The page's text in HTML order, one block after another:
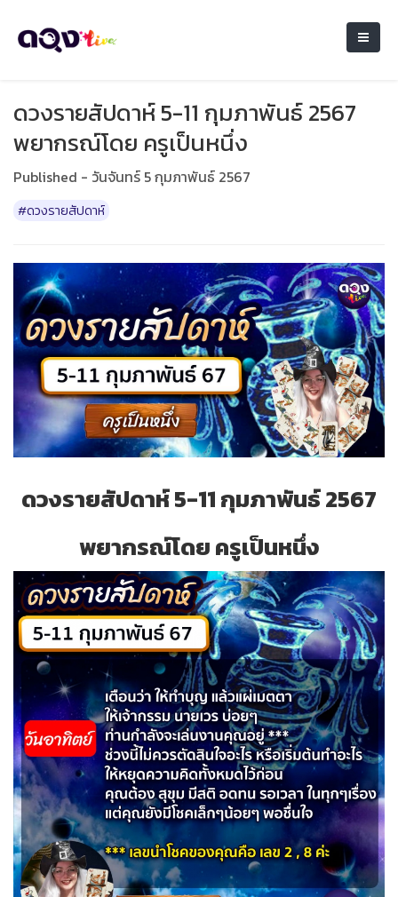
ดวงรายสัปดาห์ 5-11 กุมภาพันธ์ 2567
พยากรณ์โดย ครูเป็นหนึ่ง
Published - วันจันทร์ 5 กุมภาพันธ์ 2567
#ดวงรายสัปดาห์
ดวงรายสัปดาห์ 5-11 กุมภาพันธ์ 2567
พยากรณ์โดย ครูเป็นหนึ่ง